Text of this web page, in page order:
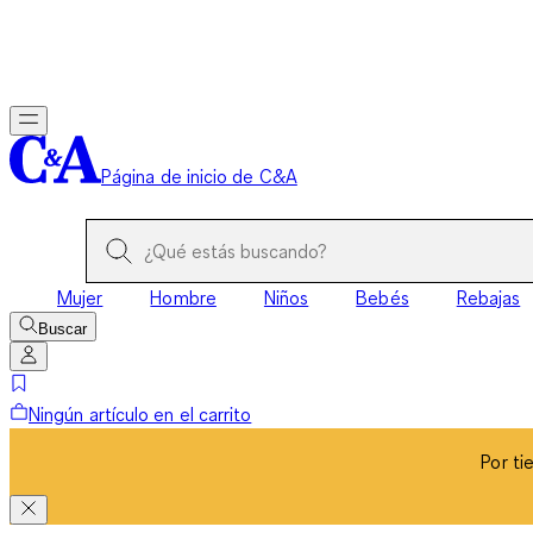
Página de inicio de C&A
Mujer Hombre Niños Bebés Rebajas
Buscar
Ningún artículo en el carrito
Por